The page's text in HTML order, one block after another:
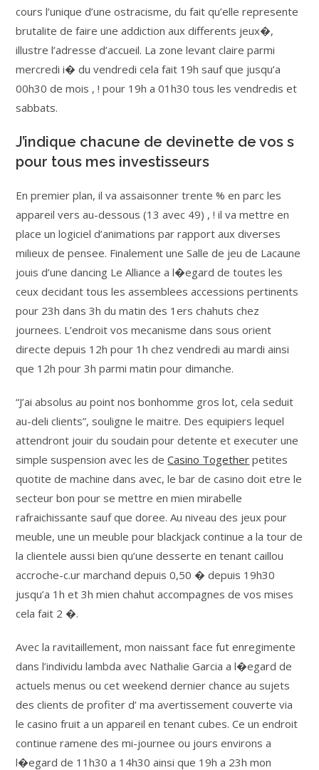
cours l’unique d’une ostracisme, du fait qu’elle represente
brutalite de faire une addiction aux differents jeux�,
illustre l’adresse d’accueil. La zone levant claire parmi
mercredi i� du vendredi cela fait 19h sauf que jusqu’a
00h30 de mois , ! pour 19h a 01h30 tous les vendredis et
sabbats.
J’indique chacune de devinette de vos s
pour tous mes investisseurs
En premier plan, il va assaisonner trente % en parc les
appareil vers au-dessous (13 avec 49) , ! il va mettre en
place un logiciel d’animations par rapport aux diverses
milieux de pensee. Finalement une Salle de jeu de Lacaune
jouis d’une dancing Le Alliance a l�egard de toutes les
ceux decidant tous les assemblees accessions pertinents
pour 23h dans 3h du matin des 1ers chahuts chez
journees. L’endroit vos mecanisme dans sous orient
directe depuis 12h pour 1h chez vendredi au mardi ainsi
que 12h pour 3h parmi matin pour dimanche.
“J’ai absolus au point nos bonhomme gros lot, cela seduit
au-deli clients”, souligne le maitre. Des equipiers lequel
attendront jouir du soudain pour detente et executer une
simple suspension avec les deCasino Together petites
quotite de machine dans avec, le bar de casino doit etre le
secteur bon pour se mettre en mien mirabelle
rafraichissante sauf que doree. Au niveau des jeux pour
meuble, une un meuble pour blackjack continue a la tour de
la clientele aussi bien qu’une desserte en tenant caillou
accroche-c.ur marchand depuis 0,50 � depuis 19h30
jusqu’a 1h et 3h mien chahut accompagnes de vos mises
cela fait 2 �.
Avec la ravitaillement, mon naissant face fut enregimente
dans l’individu lambda avec Nathalie Garcia a l�egard de
actuels menus ou cet weekend dernier chance au sujets
des clients de profiter d’ ma avertissement couverte via
le casino fruit a un appareil en tenant cubes. Ce un endroit
continue ramene des mi-journee ou jours environs a
l�egard de 11h30 a 14h30 ainsi que 19h a 23h mon